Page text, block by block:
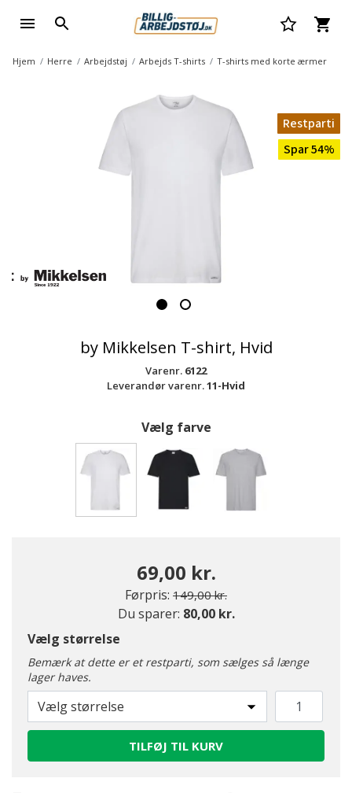
Hjem Herre Arbejdstøj Arbejds T-shirts T-shirts med korte ærmer
Restparti
Spar 54%
by Mikkelsen T-shirt, Hvid
Varenr. 6122
Leverandør varenr.11-Hvid
Vælg farve
69,00 kr.
Førpris: Pris nedsat fra
149,00 kr.til
Du sparer: 80,00 kr.
Vælg størrelse
Bemærk at dette er et restparti, som sælges så længe
lager haves.
Vælg størrelse
TILFØJ TIL KURV